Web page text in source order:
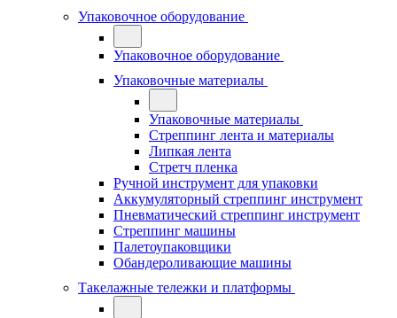
Упаковочное оборудование
Упаковочное оборудование
Упаковочные материалы
Упаковочные материалы
Стреппинг лента и материалы
Липкая лента
Стретч пленка
Ручной инструмент для упаковки
Аккумуляторный стреппинг инструмент
Пневматический стреппинг инструмент
Стреппинг машины
Палетоупаковщики
Обандероливающие машины
Такелажные тележки и платформы